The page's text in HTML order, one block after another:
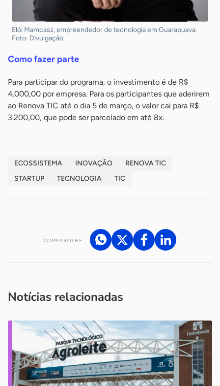
Elói Mamcasz, empreendedor de tecnologia em Guarapuava.
Foto: Divulgação.
Como fazer parte
Para participar do programa, o investimento é de R$
4.000,00 por empresa. Para os participantes que aderirem
ao Renova TIC até o dia 5 de março, o valor cai para R$
3.200,00, que pode ser parcelado em até 8x.
ECOSSISTEMA INOVAÇÃO
RENOVA TIC
STARTUP
TECNOLOGIA TIC
COMPARTILHE
Notícias relacionadas